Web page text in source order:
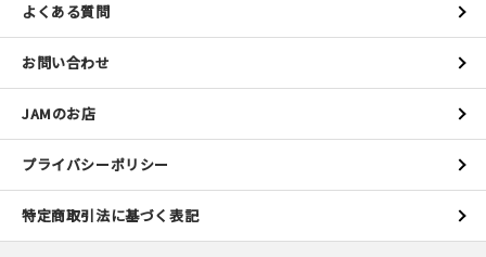
よくある質問
お問い合わせ
JAMのお店
プライバシーポリシー
特定商取引法に基づく表記